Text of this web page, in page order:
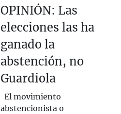
OPINIÓN: Las
elecciones las ha
ganado la
abstención, no
Guardiola
El movimiento
abstencionista o